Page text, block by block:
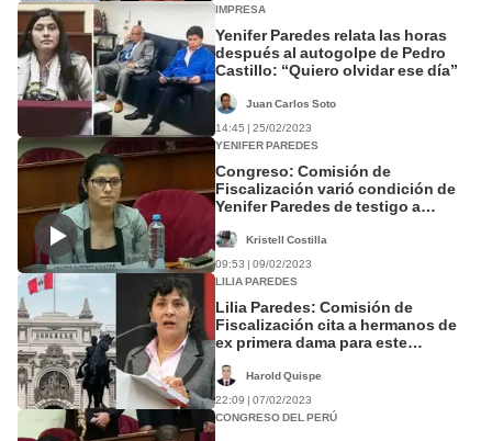
IMPRESA
Yenifer Paredes relata las horas
después al autogolpe de Pedro
Castillo: “Quiero olvidar ese día”
Juan Carlos Soto
14:45 | 25/02/2023
YENIFER PAREDES
Congreso: Comisión de
Fiscalización varió condición de
Yenifer Paredes de testigo a
Kristell Costilla
09:53 | 09/02/2023
LILIA PAREDES
Lilia Paredes: Comisión de
Fiscalización cita a hermanos de
ex primera dama para este
Harold Quispe
22:09 | 07/02/2023
CONGRESO DEL PERÚ